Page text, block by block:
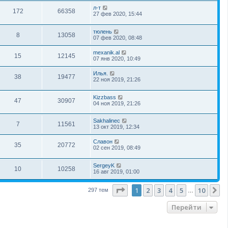
172 66358
л-т
27 фев 2020, 15:44
8 13058
тюлень
07 фев 2020, 08:48
15 12145
mexanik.al
07 янв 2020, 10:49
38 19477
Илья.
22 ноя 2019, 21:26
47 30907
Kizzbass
04 ноя 2019, 21:26
7 11561
Sakhalinec
13 окт 2019, 12:34
35 20772
Славон
02 сен 2019, 08:49
10 10258
SergeyK
16 авг 2019, 01:00
297 тем Страница из 10
1 2 3 4 5 10
Перейти